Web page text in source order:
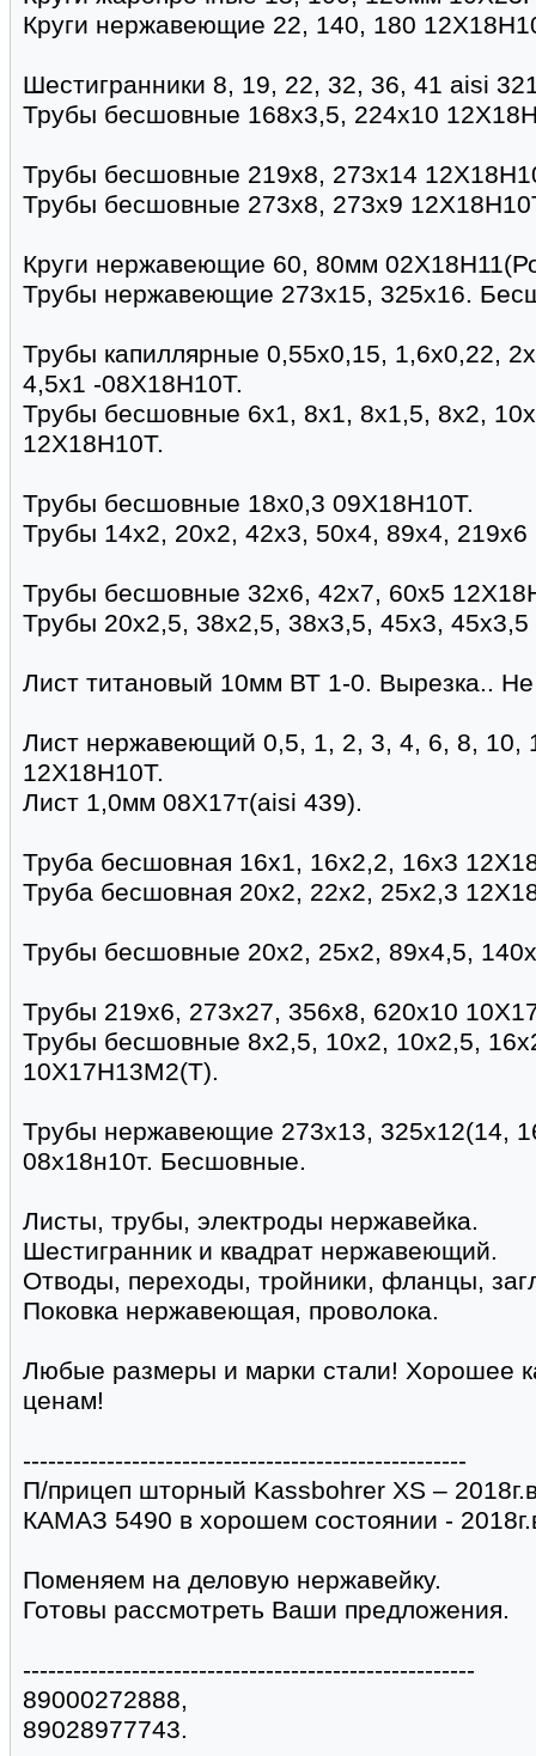
Круги нержавеющие 22, 140, 180
Шестигранники 8, 19, 22, 32, 36, 41 aisi
Трубы бесшовные 168х3,5, 224х10
Трубы бесшовные 219х8, 273х14
Трубы бесшовные 273х8, 273х9
Круги нержавеющие 60, 80мм
Трубы нержавеющие 273х15, 325х16.
Трубы капиллярные 0,55х0,15, 1,6х0,22,
4,5х1 -08Х18Н10Т.
Трубы бесшовные 6х1, 8х1, 8х1,5, 8х2,
12Х18Н10Т.
Трубы бесшовные 18х0,3 09Х18Н10Т.
Трубы 14х2, 20х2, 42х3, 50х4, 89х4,
Трубы бесшовные 32х6, 42х7, 60х5
Трубы 20х2,5, 38х2,5, 38х3,5, 45х3, 45х3,5
Лист титановый 10мм ВТ 1-0. Вырезка.. Не
Лист нержавеющий 0,5, 1, 2, 3, 4, 6, 8, 10,
12Х18Н10Т.
Лист 1,0мм 08Х17т(aisi 439).
Труба бесшовная 16х1, 16х2,2, 16х3
Труба бесшовная 20х2, 22х2, 25х2,3
Трубы бесшовные 20х2, 25х2, 89х4,5,
Трубы 219х6, 273х27, 356х8, 620х10
Трубы бесшовные 8х2,5, 10х2, 10х2,5,
10Х17Н13М2(Т).
Трубы нержавеющие 273х13, 325х12(14,
08х18н10т. Бесшовные.
Листы, трубы, электроды нержавейка.
Шестигранник и квадрат нержавеющий.
Отводы, переходы, тройники, фланцы,
Поковка нержавеющая, проволока.
Любые размеры и марки стали! Хорошее
ценам!
-----------------------------------------------------
П/прицеп шторный Kassbohrer XS –
КАМАЗ 5490 в хорошем состоянии -
Поменяем на деловую нержавейку.
Готовы рассмотреть Ваши предложения.
------------------------------------------------------
89000272888,
89028977743.